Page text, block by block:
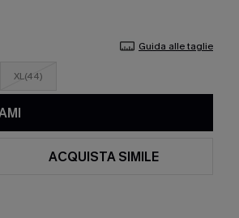
Guida alle taglie
XL(44)
ACQUISTA SIMILE